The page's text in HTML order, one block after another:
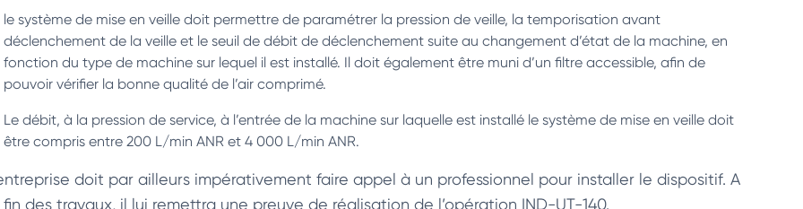
le système de mise en veille doit permettre de paramétrer la pression de veille, la temporisation avant
déclenchement de la veille et le seuil de débit de déclenchement suite au changement d’état de la machine, en
fonction du type de machine sur lequel il est installé. Il doit également être muni d’un filtre accessible, afin de
pouvoir vérifier la bonne qualité de l’air comprimé.
Le débit, à la pression de service, à l’entrée de la machine sur laquelle est installé le système de mise en veille doit
être compris entre 200 L/min ANR et 4 000 L/min ANR.
doit par ailleurs impérativement faire appel à un professionnel pour installer le dispositif. A
des travaux, il lui remettra une preuve de réalisation de l’opération IND-UT-140.